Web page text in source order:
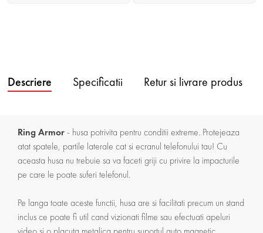
Descriere Specificatii Retur si livrare produs
Ring Armor- husa potrivita pentru conditii extreme. Protejeaza
atat spatele, partile laterale cat si ecranul telefonului tau! Cu
aceasta husa nu trebuie sa va faceti griji cu privire la impacturile
pe care le poate suferi telefonul.
Pe langa toate aceste functii, husa are si facilitati precum un stand
inclus ce poate fi util cand vizionati filme sau efectuati apeluri